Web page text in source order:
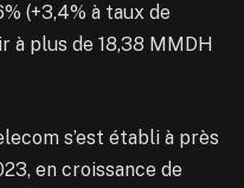
(+3,4% à taux de
à plus de 18,38 MMDH
s’est établi à près
en croissance de